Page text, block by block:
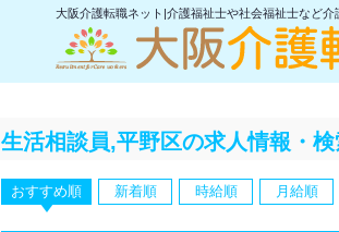
大阪介護転職ネット|介護福祉士や社会福祉士など介
生活相談員,平野区の求人情報・
おすすめ順 新着順 時給順 月給順